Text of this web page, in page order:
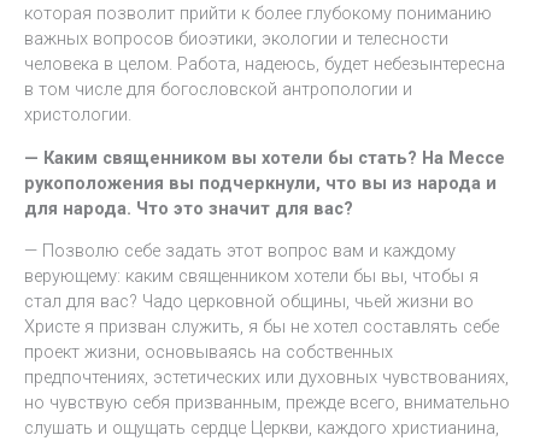
которая позволит прийти к более глубокому пониманию
важных вопросов биоэтики, экологии и телесности
человека в целом. Работа, надеюсь, будет небезынтересна
в том числе для богословской антропологии и
христологии.
— Каким священником вы хотели бы стать? На Мессе
рукоположения вы подчеркнули, что вы из народа и
для народа. Что это значит для вас?
— Позволю себе задать этот вопрос вам и каждому
верующему: каким священником хотели бы вы, чтобы я
стал для вас? Чадо церковной общины, чьей жизни во
Христе я призван служить, я бы не хотел составлять себе
проект жизни, основываясь на собственных
предпочтениях, эстетических или духовных чувствованиях,
но чувствую себя призванным, прежде всего, внимательно
слушать и ощущать сердце Церкви, каждого христианина,